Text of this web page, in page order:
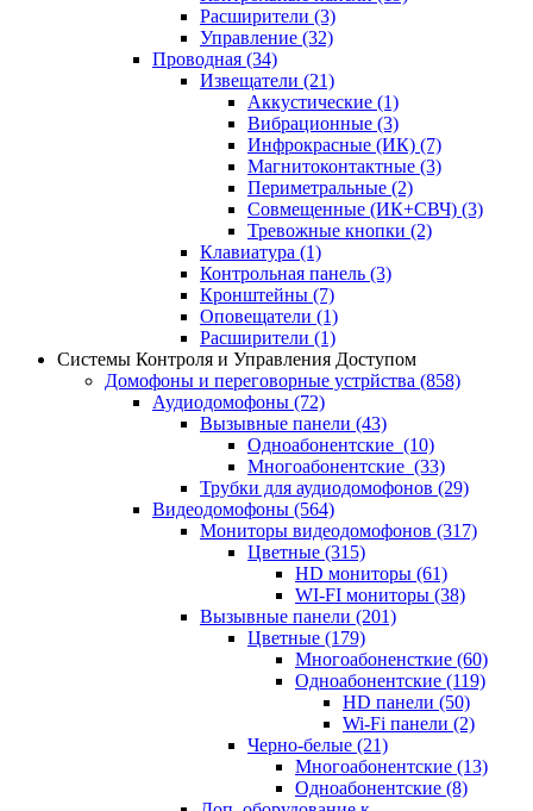
Расширители (3)
Управление (32)
Проводная (34)
Извещатели (21)
Аккустические (1)
Вибрационные (3)
Инфрокрасные (ИК) (7)
Магнитоконтактные (3)
Периметральные (2)
Совмещенные (ИК+СВЧ) (3)
Тревожные кнопки (2)
Клавиатура (1)
Контрольная панель (3)
Кронштейны (7)
Оповещатели (1)
Расширители (1)
Системы Контроля и Управления Доступом
Домофоны и переговорные устрйства (858)
Аудиодомофоны (72)
Вызывные панели (43)
Одноабонентские (10)
Многоабонентские (33)
Трубки для аудиодомофонов (29)
Видеодомофоны (564)
Мониторы видеодомофонов (317)
Цветные (315)
HD мониторы (61)
WI-FI мониторы (38)
Вызывные панели (201)
Цветные (179)
Многоабоненсткие (60)
Одноабонентские (119)
HD панели (50)
Wi-Fi панели (2)
Черно-белые (21)
Многоабонентские (13)
Одноабонентские (8)